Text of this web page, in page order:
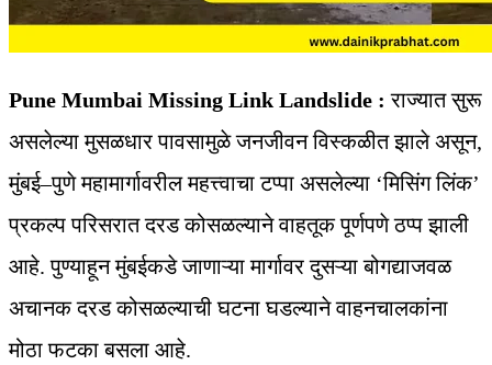
Pune Mumbai Missing Link Landslide : राज्यात सुरू
असलेल्या मुसळधार पावसामुळे जनजीवन विस्कळीत झाले असून,
मुंबई–पुणे महामार्गावरील महत्त्वाचा टप्पा असलेल्या ‘मिसिंग लिंक’
प्रकल्प परिसरात दरड कोसळल्याने वाहतूक पूर्णपणे ठप्प झाली
आहे. पुण्याहून मुंबईकडे जाणाऱ्या मार्गावर दुसऱ्या बोगद्याजवळ
अचानक दरड कोसळल्याची घटना घडल्याने वाहनचालकांना
मोठा फटका बसला आहे.